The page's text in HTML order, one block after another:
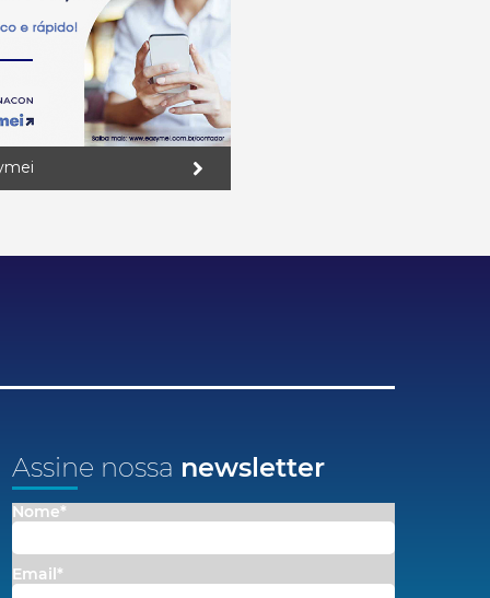
Assine nossa newsletter
Nome*
Email*